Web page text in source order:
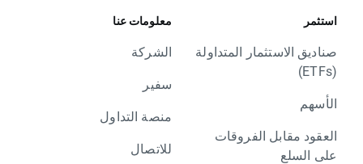
استثمر
صناديق الاستثمار المتداولة
(ETFs)
الأسهم
العقود مقابل الفروقات
على السلع
معلومات عنا
الشركة
سفير
منصة التداول
للاتصال